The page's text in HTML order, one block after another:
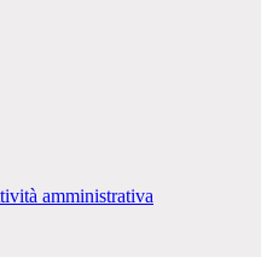
amministrativa